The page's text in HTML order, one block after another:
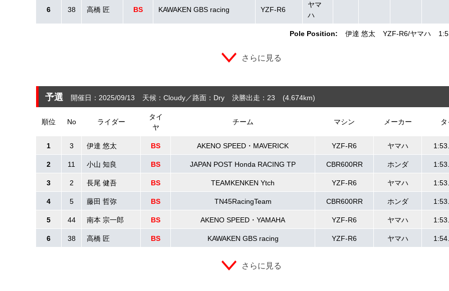
Pole Position: 伊達 悠太 YZF-R6 ヤマハ
6 38 高橋 匠 BS KAWAKEN GBS racing YZF-R6
ヤマ
ハ
さらに見る
予選 開催日：2025/09/13 天候：Cloudy 路面：Dry 決勝出走：23 (4.674km)
順位 No ライダー
タイ
ヤ
チーム マシン メーカー
1 3 伊達 悠太 BS AKENO SPEED・MAVERICK YZF-R6 ヤマハ
2 11 小山 知良 BS JAPAN POST Honda RACING TP CBR600RR ホンダ
3 2 長尾 健吾 BS TEAMKENKEN Ytch YZF-R6 ヤマハ
4 5 藤田 哲弥 BS TN45RacingTeam CBR600RR ホンダ
5 44 南本 宗一郎 BS AKENO SPEED・YAMAHA YZF-R6 ヤマハ
6 38 高橋 匠 BS KAWAKEN GBS racing YZF-R6 ヤマハ
さらに見る